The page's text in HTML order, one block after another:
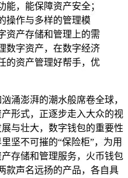
能，能保障资产安全；
操作与多样的管理模
资产存储和管理上的需
数字资产，在数字经济
的资产管理好帮手，优
涌澎湃的潮水般席卷全球，
形式，正逐步走入大众的视
与壮大，数字钱包的重要性
坚不可摧的“保险柜”，为用
存储和管理服务，火币钱包
款声名远扬的产品，各自具